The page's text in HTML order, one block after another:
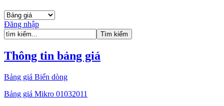
Đăng nhập
Thông tin bảng giá
Bảng giá Biến dòng
Bảng giá Mikro 01032011